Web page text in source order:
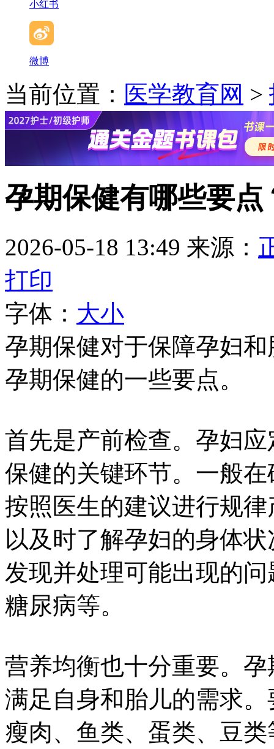
小红书
微博
当前位置： 医学教育网 >
孕期保健有哪些要点
2026-05-18 13:49 来源：
打印
字体： 大小
孕期保健对于保障孕妇
孕期保健的一些要点。
首先是产前检查。孕妇
保健的关键环节。一般
按照医生的建议进行规
以及时了解孕妇的身体
发现并处理可能出现的
糖尿病等。
营养均衡也十分重要。
满足自身和胎儿的需求
瘦肉、鱼类、蛋类、豆